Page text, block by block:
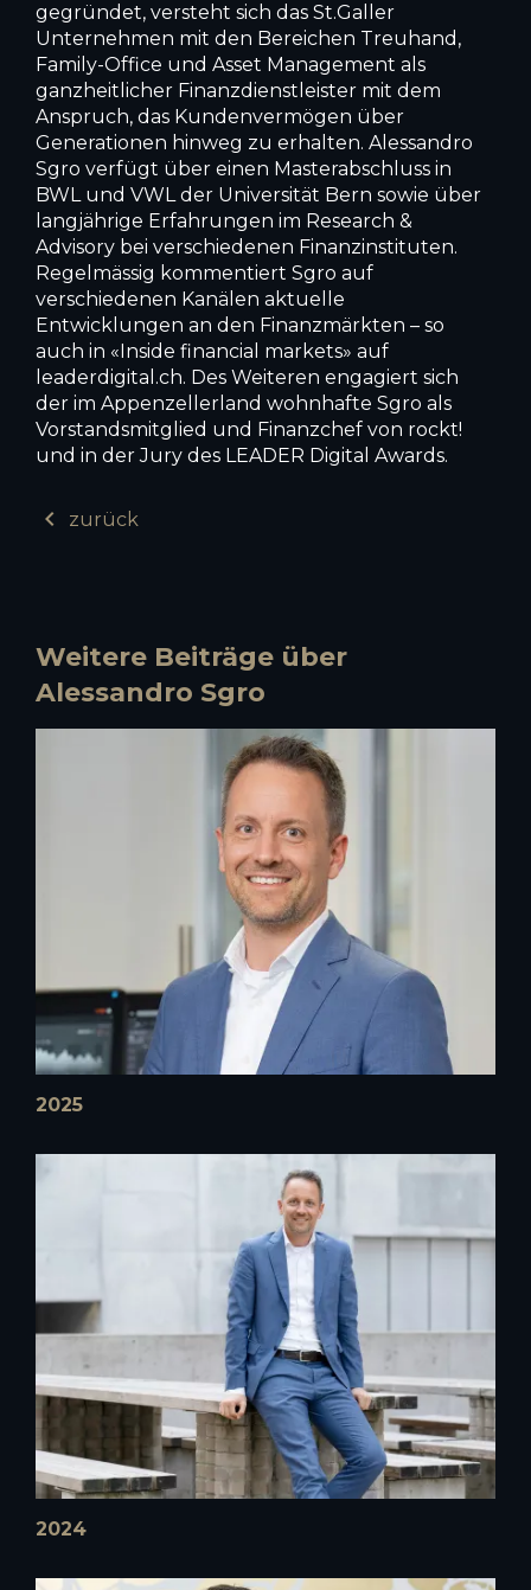
gegründet, versteht sich das St.Galler
Unternehmen mit den Be­reichen Treuhand,
Family-Office und Asset Management als
ganzheitlicher Finanzdienstleister mit dem
Anspruch, das Kunden­vermögen über
Generationen hinweg zu erhalten. Alessandro
Sgro verfügt über einen Masterabschluss in
BWL und VWL der Univer­sität Bern sowie über
langjährige Erfahrungen im Research &
Advisory bei verschiedenen Finanzinstituten.
Regelmässig kommentiert Sgro auf
verschiedenen Kanälen aktuelle
Entwicklungen an den ­Finanzmärkten – so
auch in «Inside financial markets» auf
leaderdigital.ch. Des Weiteren engagiert sich
der im Appenzellerland wohnhafte Sgro als
Vorstandsmitglied und Finanzchef von rockt!
und in der Jury des LEADER Digital Awards.
chevron_left zurück
Weitere Beiträge über
Alessandro Sgro
2025
2024